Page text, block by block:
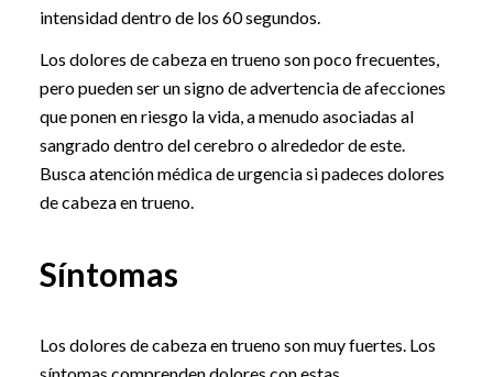
intensidad dentro de los 60 segundos.
Los dolores de cabeza en trueno son poco frecuentes,
pero pueden ser un signo de advertencia de afecciones
que ponen en riesgo la vida, a menudo asociadas al
sangrado dentro del cerebro o alrededor de este.
Busca atención médica de urgencia si padeces dolores
de cabeza en trueno.
Síntomas
Los dolores de cabeza en trueno son muy fuertes. Los